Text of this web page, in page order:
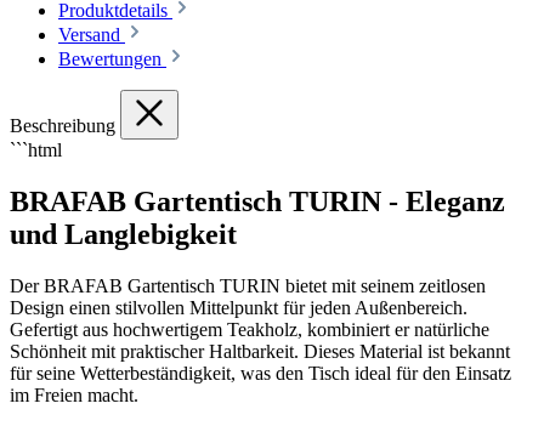
Produktdetails
Versand
Bewertungen
Beschreibung
```html
BRAFAB Gartentisch TURIN - Eleganz
und Langlebigkeit
Der BRAFAB Gartentisch TURIN bietet mit seinem zeitlosen
Design einen stilvollen Mittelpunkt für jeden Außenbereich.
Gefertigt aus hochwertigem Teakholz, kombiniert er natürliche
Schönheit mit praktischer Haltbarkeit. Dieses Material ist bekannt
für seine Wetterbeständigkeit, was den Tisch ideal für den Einsatz
im Freien macht.